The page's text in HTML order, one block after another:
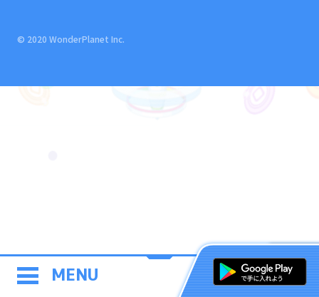
MENU
© 2020 WonderPlanet Inc.